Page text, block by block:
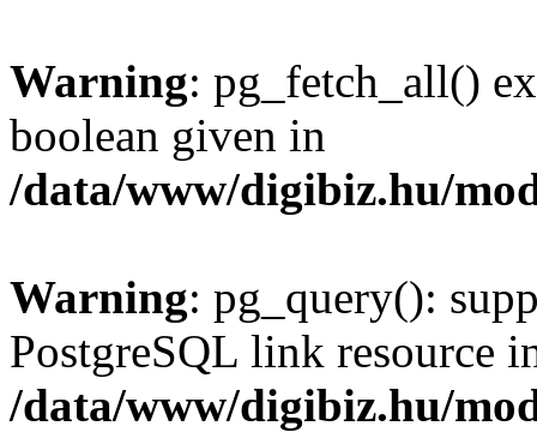
Warning: pg_fetch_all()
boolean given in
/data/www/digibiz.hu/
Warning: pg_query():
PostgreSQL link resource
/data/www/digibiz.hu/